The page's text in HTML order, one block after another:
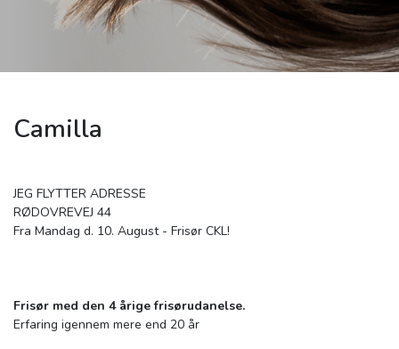
Camilla
JEG FLYTTER ADRESSE
RØDOVREVEJ 44
Fra Mandag d. 10. August - Frisør CKL!
Frisør med den 4 årige frisørudanelse.
Erfaring igennem mere end 20 år